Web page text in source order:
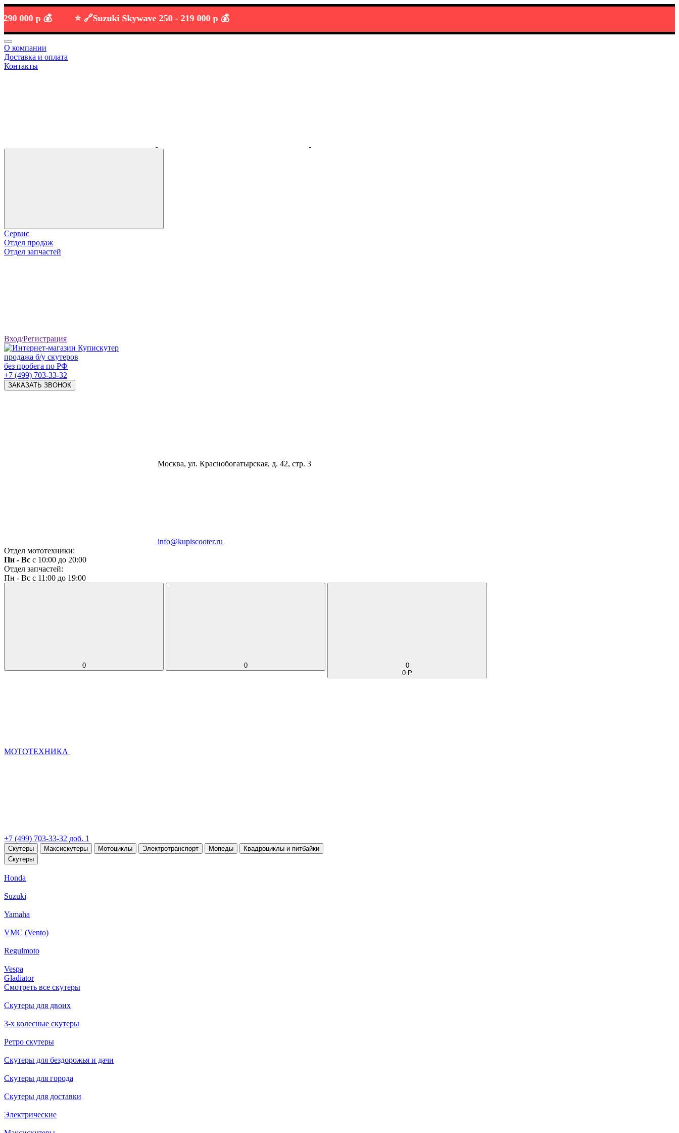
р 💰 Suzuki Skywave 250 -219 000 р 💰
О компании
Доставка и оплата
Контакты
Сервис
Отдел продаж
Отдел запчастей
Вход/Регистрация
продажа б/у скутеров
без пробега по РФ
+7 (499) 703-33-32
ЗАКАЗАТЬ ЗВОНОК
Москва, ул. Краснобогатырская, д. 42, стр. 3
info@kupiscooter.ru
Отдел мототехники:
Пн - Вс с 10:00 до 20:00
Отдел запчастей:
Пн - Вс с 11:00 до 19:00
0 0
0
0 Р.
МОТОТЕХНИКА
+7 (499) 703-33-32 доб. 1
Скутеры Максискутеры Мотоциклы Электротранспорт Мопеды
Квадроциклы и питбайки
Скутеры
Honda
Suzuki
Yamaha
VMC (Vento)
Regulmoto
Vespa
Gladiator
Смотреть все скутеры
Скутеры для двоих
3-х колесные скутеры
Ретро скутеры
Скутеры для бездорожья и дачи
Скутеры для города
Скутеры для доставки
Электрические